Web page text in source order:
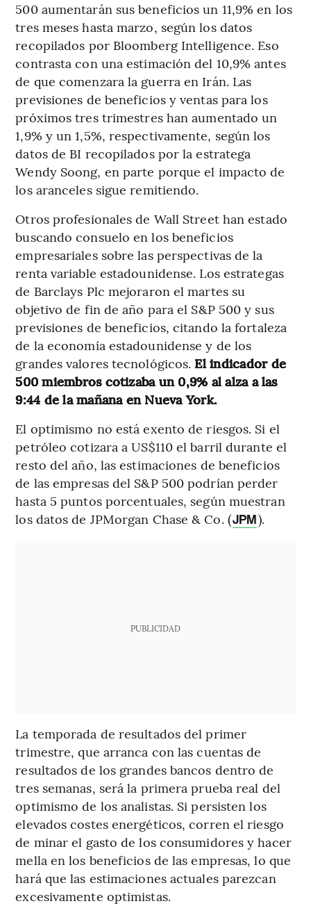
500 aumentarán sus beneficios un 11,9% en los
tres meses hasta marzo, según los datos
recopilados por Bloomberg Intelligence. Eso
contrasta con una estimación del 10,9% antes
de que comenzara la guerra en Irán. Las
previsiones de beneficios y ventas para los
próximos tres trimestres han aumentado un
1,9% y un 1,5%, respectivamente, según los
datos de BI recopilados por la estratega
Wendy Soong, en parte porque el impacto de
los aranceles sigue remitiendo.
Otros profesionales de Wall Street han estado
buscando consuelo en los beneficios
empresariales sobre las perspectivas de la
renta variable estadounidense. Los estrategas
de Barclays Plc mejoraron el martes su
objetivo de fin de año para el S&P 500 y sus
previsiones de beneficios, citando la fortaleza
de la economía estadounidense y de los
grandes valores tecnológicos. El indicador de
500 miembros cotizaba un 0,9% al alza a las
9:44 de la mañana en Nueva York.
El optimismo no está exento de riesgos. Si el
petróleo cotizara a US$110 el barril durante el
resto del año, las estimaciones de beneficios
de las empresas del S&P 500 podrían perder
hasta 5 puntos porcentuales, según muestran
los datos de JPMorgan Chase & Co. (JPM).
PUBLICIDAD
La temporada de resultados del primer
trimestre, que arranca con las cuentas de
resultados de los grandes bancos dentro de
tres semanas, será la primera prueba real del
optimismo de los analistas. Si persisten los
elevados costes energéticos, corren el riesgo
de minar el gasto de los consumidores y hacer
mella en los beneficios de las empresas, lo que
hará que las estimaciones actuales parezcan
excesivamente optimistas.